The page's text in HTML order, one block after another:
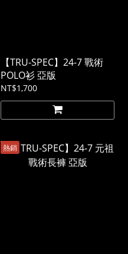
【TRU-SPEC】24-7 戰術
POLO衫 亞版
NT$1,700
熱銷